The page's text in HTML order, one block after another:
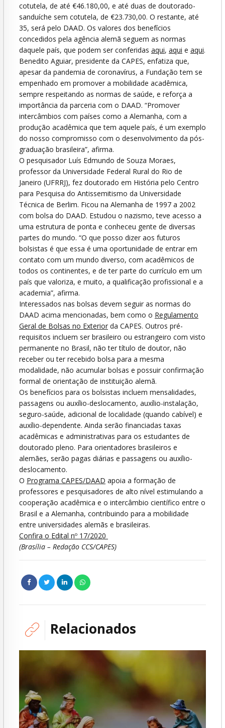
cotutela, de até €46.180,00, e até duas de doutorado-
sanduíche sem cotutela, de €23.730,00. O restante, até
35, será pelo DAAD. Os valores dos benefícios
concedidos pela agência alemã seguem as normas
daquele país, que podem ser conferidas aqui, aqui e aqui.
Benedito Aguiar, presidente da CAPES, enfatiza que,
apesar da pandemia de coronavírus, a Fundação tem se
empenhado em promover a mobilidade acadêmica,
sempre respeitando as normas de saúde, e reforça a
importância da parceria com o DAAD. “Promover
intercâmbios com países como a Alemanha, com a
produção acadêmica que tem aquele país, é um exemplo
do nosso compromisso com o desenvolvimento da pós-
graduação brasileira”, afirma.
O pesquisador Luís Edmundo de Souza Moraes,
professor da Universidade Federal Rural do Rio de
Janeiro (UFRRJ), fez doutorado em História pelo Centro
para Pesquisa do Antissemitismo da Universidade
Técnica de Berlim. Ficou na Alemanha de 1997 a 2002
com bolsa do DAAD. Estudou o nazismo, teve acesso a
uma estrutura de ponta e conheceu gente de diversas
partes do mundo. “O que posso dizer aos futuros
bolsistas é que essa é uma oportunidade de entrar em
contato com um mundo diverso, com acadêmicos de
todos os continentes, e de ter parte do currículo em um
país que valoriza, e muito, a qualificação profissional e a
academia”, afirma.
Interessados nas bolsas devem seguir as normas do
DAAD acima mencionadas, bem como o Regulamento
Geral de Bolsas no Exterior da CAPES. Outros pré-
requisitos incluem ser brasileiro ou estrangeiro com visto
permanente no Brasil, não ter título de doutor, não
receber ou ter recebido bolsa para a mesma
modalidade, não acumular bolsas e possuir confirmação
formal de orientação de instituição alemã.
Os benefícios para os bolsistas incluem mensalidades,
passagens ou auxílio-deslocamento, auxílio-instalação,
seguro-saúde, adicional de localidade (quando cabível) e
auxílio-dependente. Ainda serão financiadas taxas
acadêmicas e administrativas para os estudantes de
doutorado pleno. Para orientadores brasileiros e
alemães, serão pagas diárias e passagens ou auxílio-
deslocamento.
O Programa CAPES/DAAD apoia a formação de
professores e pesquisadores de alto nível estimulando a
cooperação acadêmica e o intercâmbio científico entre o
Brasil e a Alemanha, contribuindo para a mobilidade
entre universidades alemãs e brasileiras.
Confira o Edital nº 17/2020
(Brasília – Redação CCS/CAPES)
Relacionados